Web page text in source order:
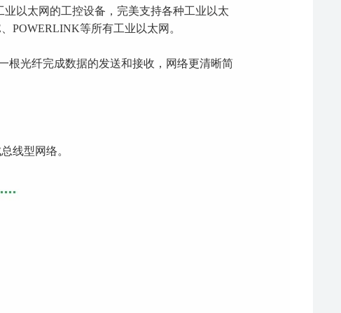
以太网的工控设备，完美支持各种工业以太
POWERLINK等所有工业以太网。
根光纤完成数据的发送和接收，网络更清晰简
线型网络。